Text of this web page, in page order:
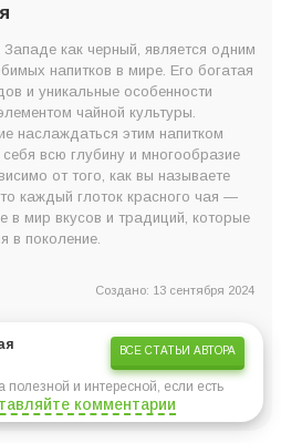
как черный, является одним
напитков в мире. Его богатая
и уникальные особенности
чайной культуры.
наслаждаться этим напитком
всю глубину и многообразие
от того, как вы называете
каждый глоток красного чая —
в мир вкусов и традиций, которые
в поколение.
Создано: 13 сентября 2024
ВСЕ СТАТЬИ АВТОРА
полезной и интересной, если есть
комментарии